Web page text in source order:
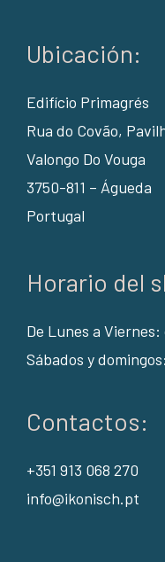
Ubicación:
Edifício Primagrés
Rua do Covão,
Valongo Do Vouga
3750-811 – Águeda
Portugal
Horario del
De Lunes a
Sábados y
Contactos:
+351 913 068 270
info@ikonisch.pt